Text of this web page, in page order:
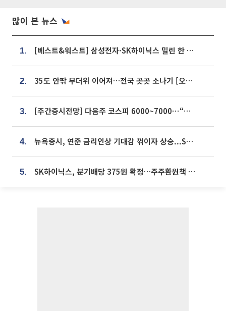
많이 본 뉴스
1. [베스트&워스트] 삼성전자·SK하이닉스 밀린 한 주…상상인증권은 85% 급등
2. 35도 안팎 무더위 이어져…전국 곳곳 소나기 [오늘 날씨]
3. [주간증시전망] 다음주 코스피 6000~7000⋯“外人 수급은 정책이 변수”
4. 뉴욕증시, 연준 금리인상 기대감 꺾이자 상승...S&P500 사상 최고치 [종합]
5. SK하이닉스, 분기배당 375원 확정…주주환원책 9월로 앞당겨 발표